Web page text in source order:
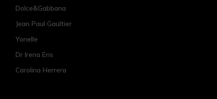
Dolce&Gabbana
Jean Paul Gaultier
Yonelle
Dr Irena Eris
Carolina Herrera